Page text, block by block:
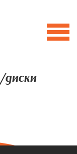
диски